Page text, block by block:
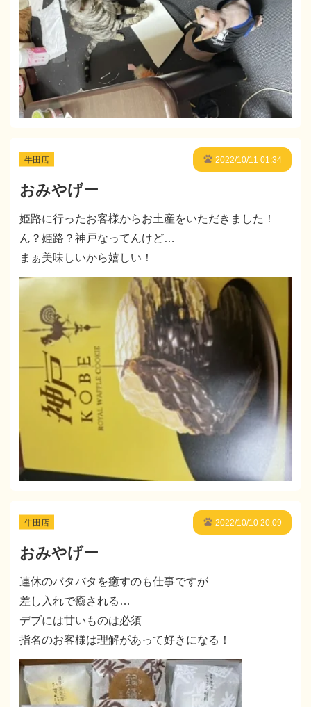
牛田店 2022/10/11 01:34
おみやげー
姫路に行ったお客様からお土産をいただきました！
ん？姫路？神戸なってんけど…
まぁ美味しいから嬉しい！
牛田店 2022/10/10 20:09
おみやげー
連休のバタバタを癒すのも仕事ですが
差し入れで癒される…
デブには甘いものは必須
指名のお客様は理解があって好きになる！